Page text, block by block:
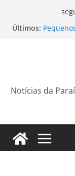
Últimos:
quinta-
Banco
Nova
Municipal
Notícias da